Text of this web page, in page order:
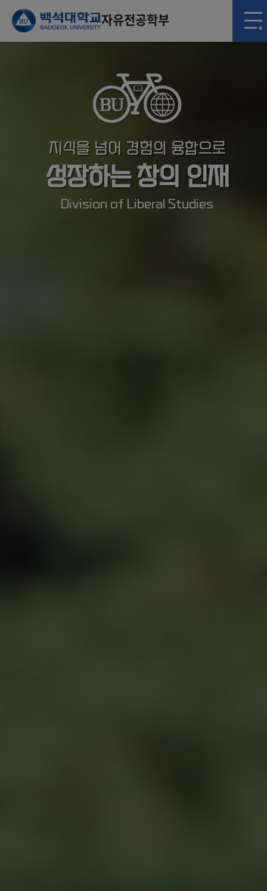
자유전공학부
지식을 넘어 경험의 융합으로
성장하는 창의 인재
Division of Liberal Studies